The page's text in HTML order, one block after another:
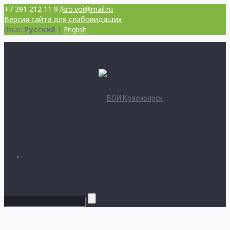
+7 391 212 11 97kro.voi@mail.ru
Версия сайта для слабовидящих
Язык: Русский | English